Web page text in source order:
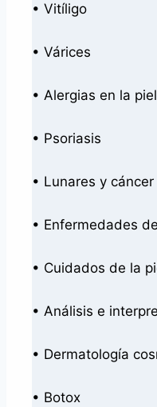
• Vitíligo
• Várices
• Alergias en la piel
• Psoriasis
• Lunares y
• Enfermedades
• Cuidados de la
• Análisis e
• Dermatología
• Botox